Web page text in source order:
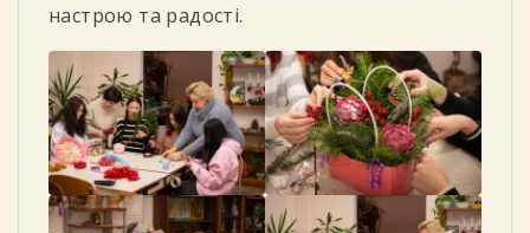
настрою та радості.